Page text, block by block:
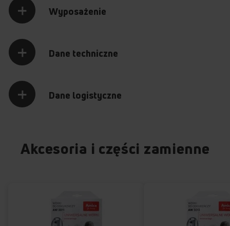
Wyposażenie
Dane techniczne
Dane logistyczne
Akcesoria i części zamienne